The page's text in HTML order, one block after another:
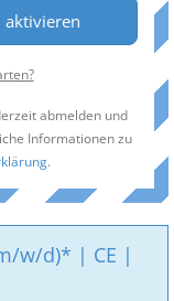
aktivieren
abmelden und
Informationen zu
.
w/d)* | CE |